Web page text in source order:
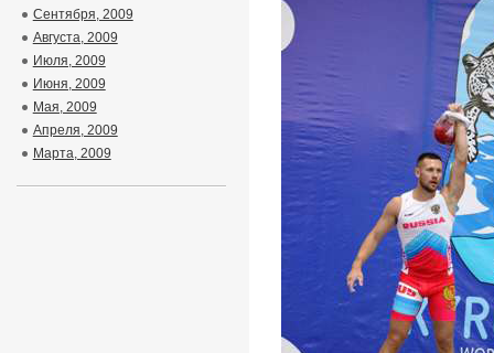
Сентября, 2009
Августа, 2009
Июля, 2009
Июня, 2009
Мая, 2009
Апреля, 2009
Марта, 2009